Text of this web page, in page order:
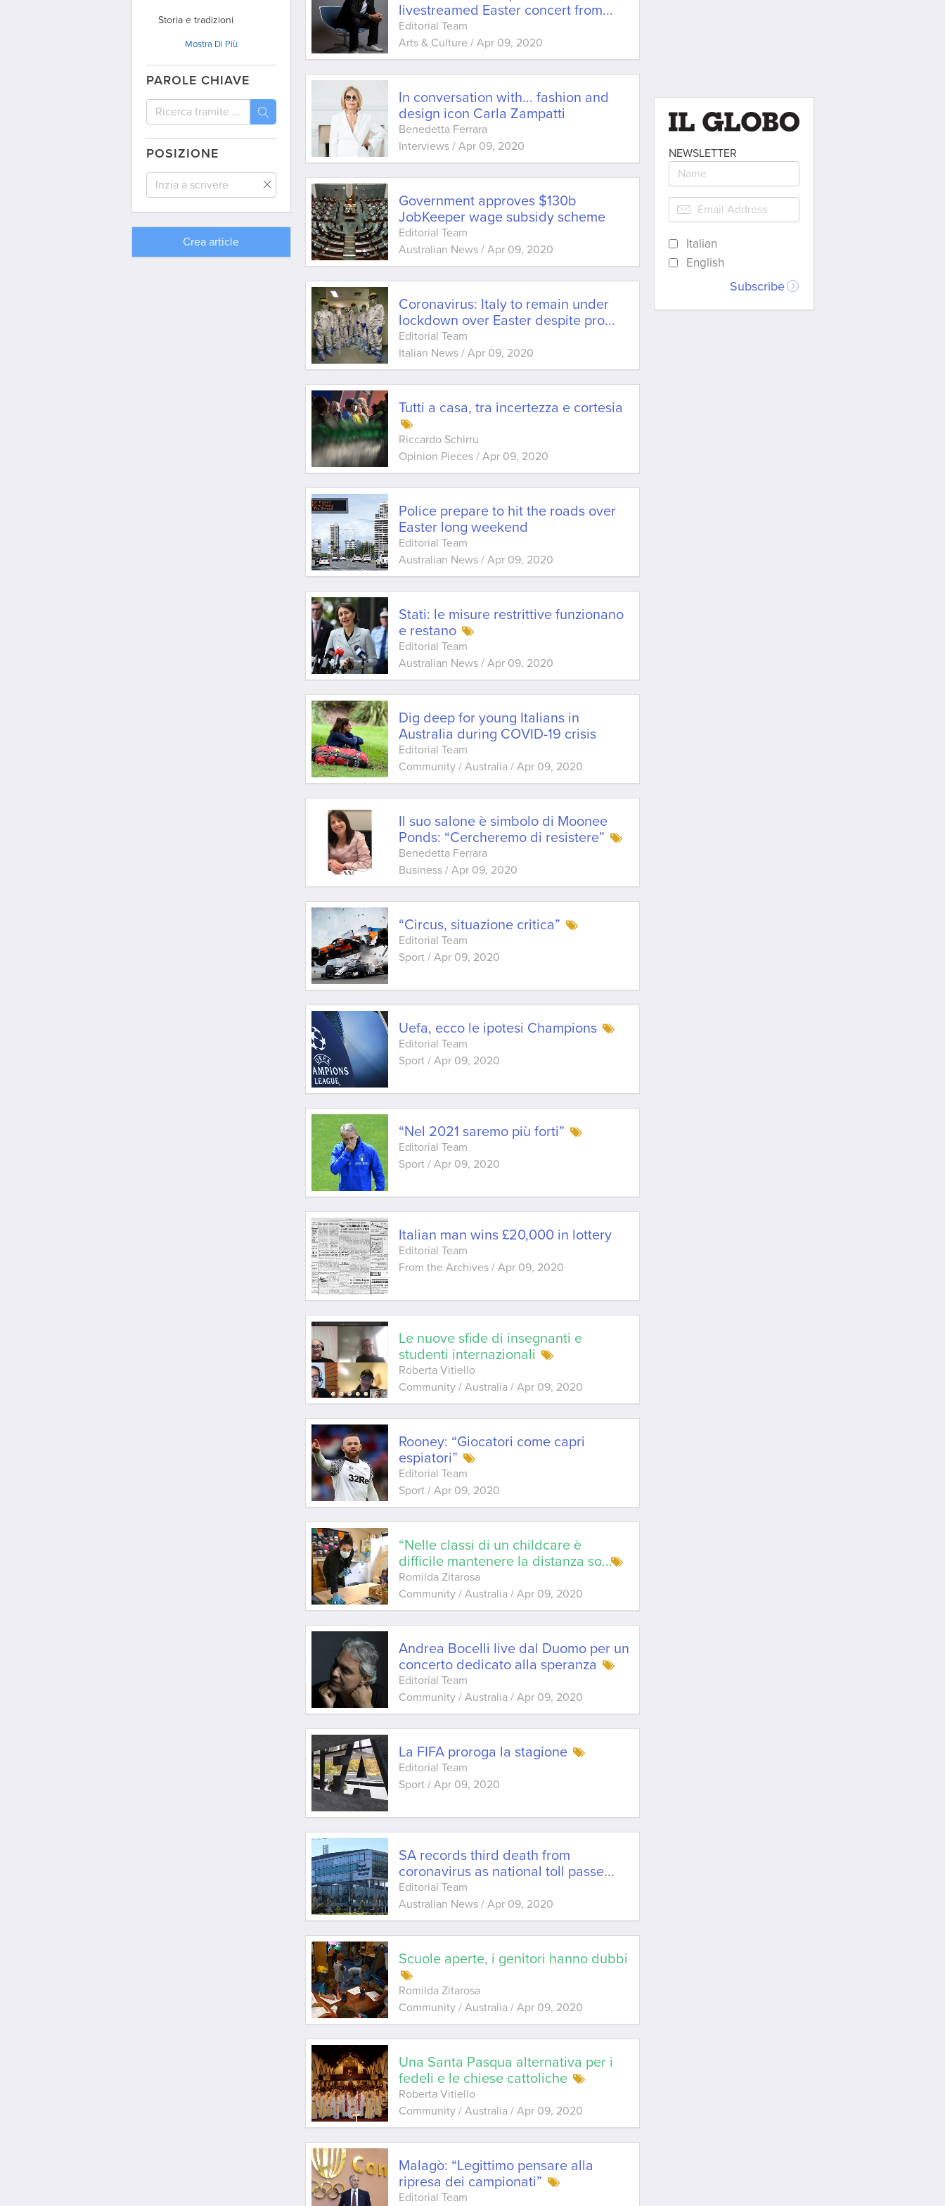
Storia e tradizioni
Politica
Viaggio
Interviste
Dal mondo
Comunità / Australia
Comunità / Uruguay
Mostra Di Più
PAROLE CHIAVE
POSIZIONE
Crea article
livestreamed Easter concert from...
Editorial Team
Arts & Culture /Apr 09, 2020
In conversation with... fashion and
design icon Carla Zampatti
Benedetta Ferrara
Interviews /Apr 09, 2020
Government approves $130b
JobKeeper wage subsidy scheme
Editorial Team
Australian News /Apr 09, 2020
Coronavirus: Italy to remain under
lockdown over Easter despite pro...
Editorial Team
Italian News /Apr 09, 2020
Tutti a casa, tra incertezza e cortesia
Riccardo Schirru
Opinion Pieces /Apr 09, 2020
Police prepare to hit the roads over
Easter long weekend
Editorial Team
Australian News /Apr 09, 2020
Stati: le misure restrittive funzionano
e restano
Editorial Team
Australian News /Apr 09, 2020
Dig deep for young Italians in
Australia during COVID-19 crisis
Editorial Team
Community / Australia /Apr 09, 2020
Il suo salone è simbolo di Moonee
Ponds: “Cercheremo di resistere”
Benedetta Ferrara
Business /Apr 09, 2020
“Circus, situazione critica”
Editorial Team
Sport /Apr 09, 2020
Uefa, ecco le ipotesi Champions
Editorial Team
Sport /Apr 09, 2020
“Nel 2021 saremo più forti”
Editorial Team
Sport /Apr 09, 2020
Italian man wins £20,000 in lottery
Editorial Team
From the Archives /Apr 09, 2020
Le nuove sfide di insegnanti e
studenti internazionali
Roberta Vitiello
Community / Australia /Apr 09, 2020
Rooney: “Giocatori come capri
espiatori”
Editorial Team
Sport /Apr 09, 2020
“Nelle classi di un childcare è
difficile mantenere la distanza so...
Romilda Zitarosa
Community / Australia /Apr 09, 2020
Andrea Bocelli live dal Duomo per un
concerto dedicato alla speranza
Editorial Team
Community / Australia /Apr 09, 2020
La FIFA proroga la stagione
Editorial Team
Sport /Apr 09, 2020
SA records third death from
coronavirus as national toll passe...
Editorial Team
Australian News /Apr 09, 2020
Scuole aperte, i genitori hanno dubbi
Romilda Zitarosa
Community / Australia /Apr 09, 2020
Una Santa Pasqua alternativa per i
fedeli e le chiese cattoliche
Roberta Vitiello
Community / Australia /Apr 09, 2020
Malagò: “Legittimo pensare alla
ripresa dei campionati”
Editorial Team
NEWSLETTER
Italian
English
Subscribe